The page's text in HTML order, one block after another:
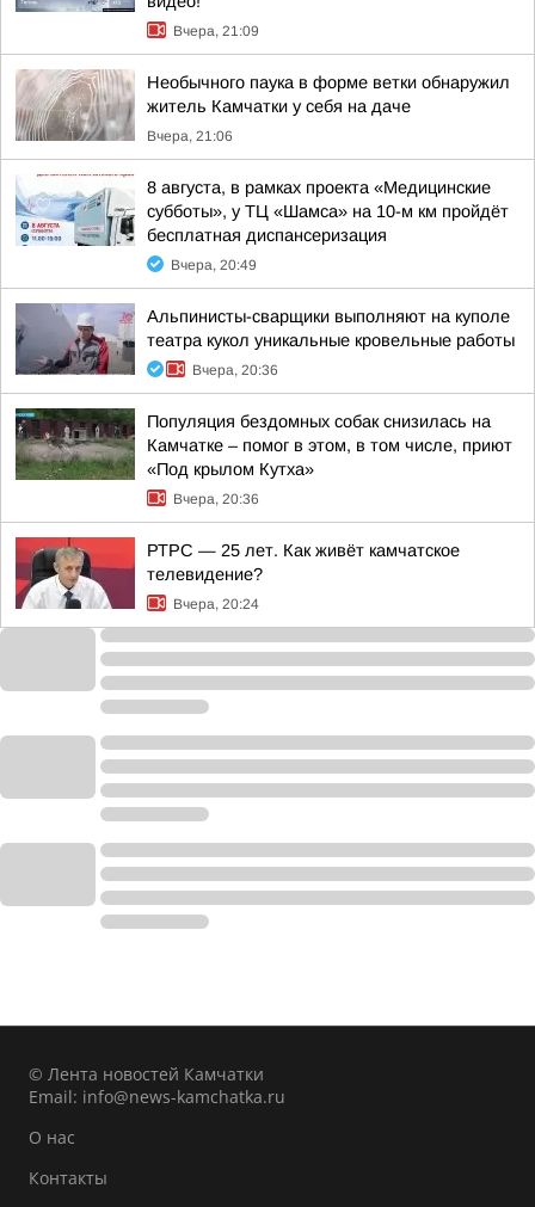
Вчера, 21:09
Необычного паука в форме ветки обнаружил
житель Камчатки у себя на даче
Вчера, 21:06
8 августа, в рамках проекта «Медицинские
субботы», у ТЦ «Шамса» на 10-м км пройдёт
бесплатная диспансеризация
Вчера, 20:49
Альпинисты-сварщики выполняют на куполе
театра кукол уникальные кровельные работы
Вчера, 20:36
Популяция бездомных собак снизилась на
Камчатке – помог в этом, в том числе, приют
«Под крылом Кутха»
Вчера, 20:36
РТРС — 25 лет. Как живёт камчатское
телевидение?
Вчера, 20:24
© Лента новостей Камчатки
Email: info@news-kamchatka.ru
О нас
Контакты